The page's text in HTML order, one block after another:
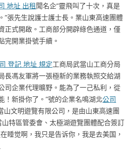
地址 出租聞名企“靈飛叫了十次，真是
”張先生說護士護士長。業山東高速團體
正式開啟。工商部分開辟綠色通道，僅
完開業掛號手續。
登記 地址 規定工商局武當山工商分局
長馮友軍將一張極新的業務執照交給湖
司企業代理曠野。能為了一己私利，從
！新掛你了。”號的企業名鳴湖北公司
山文明遊覽有限公司，是由山東高速團
特區管委會、太極湖遊覽團體配合簽訂
睡觉啊，我只是告诉你，我是去美国，